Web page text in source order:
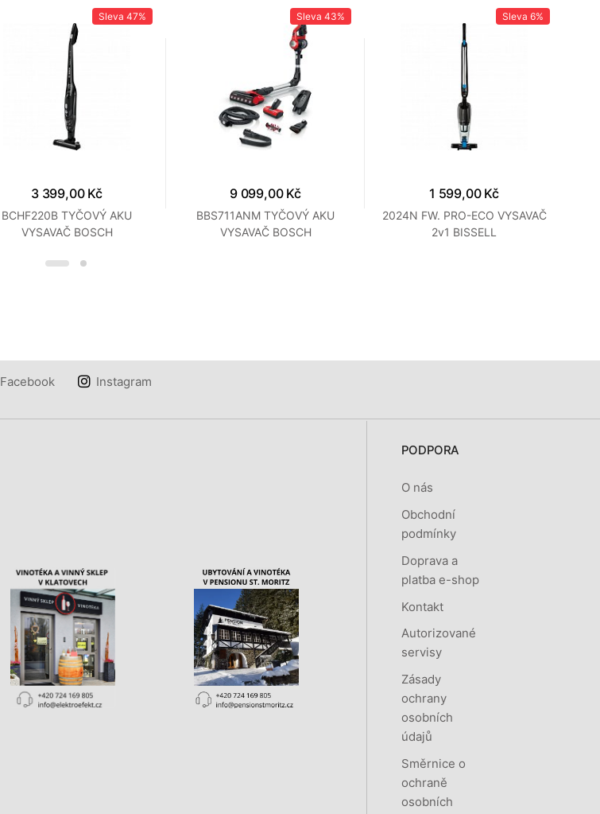
Sleva 47%
3 399,00 Kč
BCHF220B TYČOVÝ AKU
VYSAVAČ BOSCH
Sleva 43%
9 099,00 Kč
BBS711ANM TYČOVÝ AKU
VYSAVAČ BOSCH
Sleva 6%
1 599,00 Kč
2024N FW. PRO-ECO VYSAVAČ
2v1 BISSELL
Facebook Instagram
PODPORA
O nás
Obchodní
podmínky
Doprava a
platba e-shop
Kontakt
Autorizované
servisy
Zásady
ochrany
osobních
údajů
Směrnice o
ochraně
osobních